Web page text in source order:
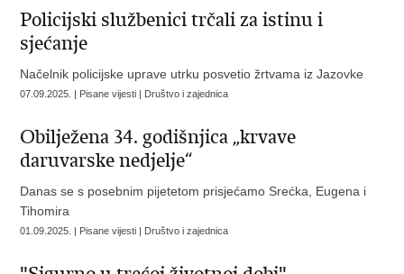
Policijski službenici trčali za istinu i
sjećanje
Načelnik policijske uprave utrku posvetio žrtvama iz Jazovke
07.09.2025. | Pisane vijesti | Društvo i zajednica
Obilježena 34. godišnjica „krvave
daruvarske nedjelje“
Danas se s posebnim pijetetom prisjećamo Srećka, Eugena i
Tihomira
01.09.2025. | Pisane vijesti | Društvo i zajednica